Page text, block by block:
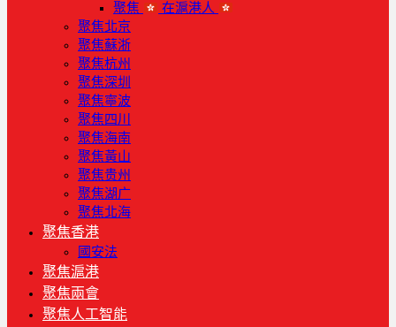
聚焦
在滬港人
聚焦北京
聚焦蘇浙
聚焦杭州
聚焦深圳
聚焦寧波
聚焦四川
聚焦海南
聚焦黃山
聚焦贵州
聚焦湖广
聚焦北海
聚焦香港
國安法
聚焦滬港
聚焦兩會
聚焦人工智能